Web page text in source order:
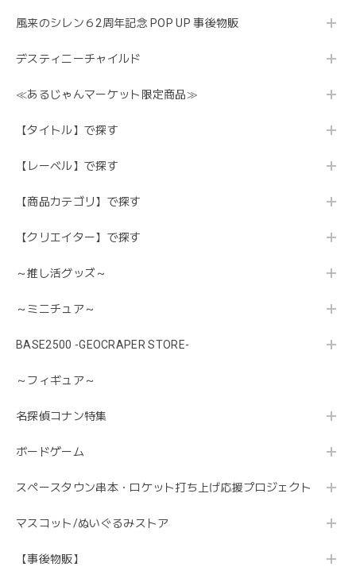
風来のシレン６2周年記念 POP UP 事後物販
デスティニーチャイルド
≪あるじゃんマーケット限定商品≫
【タイトル】で探す
【レーベル】で探す
【商品カテゴリ】で探す
【クリエイター】で探す
～推し活グッズ～
～ミニチュア～
BASE2500 -GEOCRAPER STORE-
～フィギュア～
名探偵コナン特集
ボードゲーム
スペースタウン串本・ロケット打ち上げ応援プロジェクト
マスコット/ぬいぐるみストア
【事後物販】